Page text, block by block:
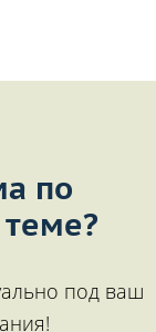
по
под ваш